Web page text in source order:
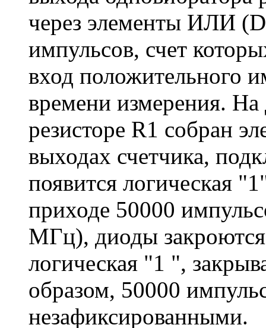
через элементы ИЛИ
импульсов, счет
вход положительного
времени измерения.
резисторе R1 собран
выходах счетчика,
появится логическая
приходе 50000
МГц), диоды
логическая "1 ",
образом, 50000
незафиксированными.